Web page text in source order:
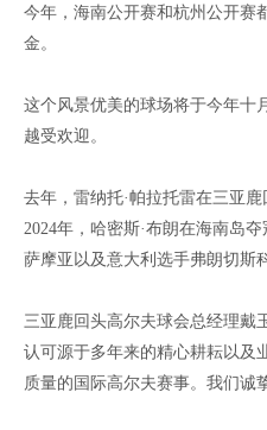
今年，海南公开赛和杭州公开赛
金。
这个风景优美的球场将于今年十
越受欢迎。
去年，雷纳托·帕拉托雷在三亚
2024年，哈密斯·布朗在海南岛
萨摩亚以及意大利选手弗朗切斯
三亚鹿回头高尔夫球会总经理戴
认可源于多年来的精心耕耘以及
质量的国际高尔夫赛事。我们诚